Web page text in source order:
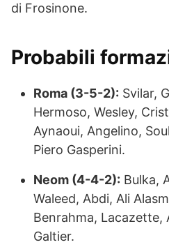
di Frosinone.
Probabili
Roma (3-5-2): Svilar,
Hermoso, Wesley,
Aynaoui, Angelino,
Piero Gasperini.
Neom (4-4-2): Bulka,
Waleed, Abdi, Ali
Benrahma, Lacazette,
Galtier.